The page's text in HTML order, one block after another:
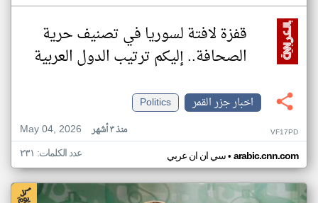
قفزة لافتة لسوريا في تصنيف حرية
الصحافة.. إليكم ترتيب الدول العربية
اخبار جزر القمر
Politics
May 04, 2026
منذ ٣ أشهر VF17PD
سي ان ان عربي• arabic.cnn.com عدد الكلمات: ٢٣١